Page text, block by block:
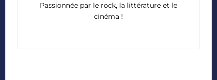
Passionnée par le rock, la littérature et le
cinéma !